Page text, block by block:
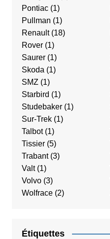
Pontiac(1)
Pullman (1)
Renault(18)
Rover(1)
Saurer(1)
Skoda (1)
SMZ (1)
Starbird (1)
Studebaker(1)
Sur-Trek(1)
Talbot(1)
Tissier(5)
Trabant(3)
Valt(1)
Volvo(3)
Wolfrace(2)
Étiquettes